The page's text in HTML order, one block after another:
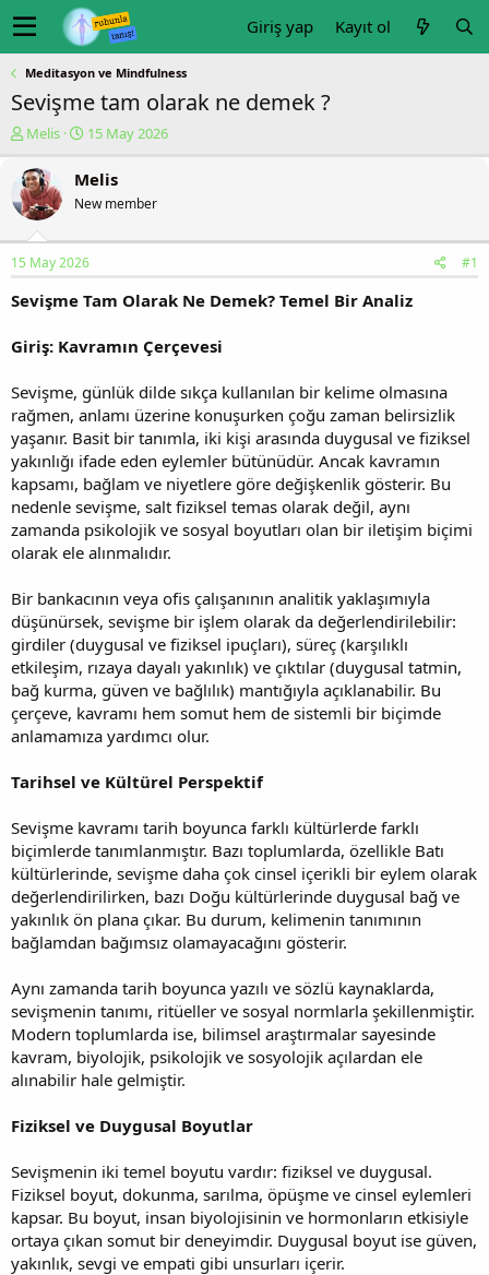
Giriş yap Kayıt ol
Meditasyon ve Mindfulness
Sevişme tam olarak ne demek ?
K
n
u
y
b
a
l
t
n
Melis
B
ş
l
a
g
ı
t
r
h
i
15 May 2026
Melis
New member
15 May 2026 #1
Sevişme Tam Olarak Ne Demek? Temel Bir Analiz
Giriş: Kavramın Çerçevesi
Sevişme, günlük dilde sıkça kullanılan bir kelime olmasına
rağmen, anlamı üzerine konuşurken çoğu zaman belirsizlik
yaşanır. Basit bir tanımla, iki kişi arasında duygusal ve fiziksel
yakınlığı ifade eden eylemler bütünüdür. Ancak kavramın
kapsamı, bağlam ve niyetlere göre değişkenlik gösterir. Bu
nedenle sevişme, salt fiziksel temas olarak değil, aynı
zamanda psikolojik ve sosyal boyutları olan bir iletişim biçimi
olarak ele alınmalıdır.
Bir bankacının veya ofis çalışanının analitik yaklaşımıyla
düşünürsek, sevişme bir işlem olarak da değerlendirilebilir:
girdiler (duygusal ve fiziksel ipuçları), süreç (karşılıklı
etkileşim, rızaya dayalı yakınlık) ve çıktılar (duygusal tatmin,
bağ kurma, güven ve bağlılık) mantığıyla açıklanabilir. Bu
çerçeve, kavramı hem somut hem de sistemli bir biçimde
anlamamıza yardımcı olur.
Tarihsel ve Kültürel Perspektif
Sevişme kavramı tarih boyunca farklı kültürlerde farklı
biçimlerde tanımlanmıştır. Bazı toplumlarda, özellikle Batı
kültürlerinde, sevişme daha çok cinsel içerikli bir eylem olarak
değerlendirilirken, bazı Doğu kültürlerinde duygusal bağ ve
yakınlık ön plana çıkar. Bu durum, kelimenin tanımının
bağlamdan bağımsız olamayacağını gösterir.
Aynı zamanda tarih boyunca yazılı ve sözlü kaynaklarda,
sevişmenin tanımı, ritüeller ve sosyal normlarla şekillenmiştir.
Modern toplumlarda ise, bilimsel araştırmalar sayesinde
kavram, biyolojik, psikolojik ve sosyolojik açılardan ele
alınabilir hale gelmiştir.
Fiziksel ve Duygusal Boyutlar
Sevişmenin iki temel boyutu vardır: fiziksel ve duygusal.
Fiziksel boyut, dokunma, sarılma, öpüşme ve cinsel eylemleri
kapsar. Bu boyut, insan biyolojisinin ve hormonların etkisiyle
ortaya çıkan somut bir deneyimdir. Duygusal boyut ise güven,
yakınlık, sevgi ve empati gibi unsurları içerir.